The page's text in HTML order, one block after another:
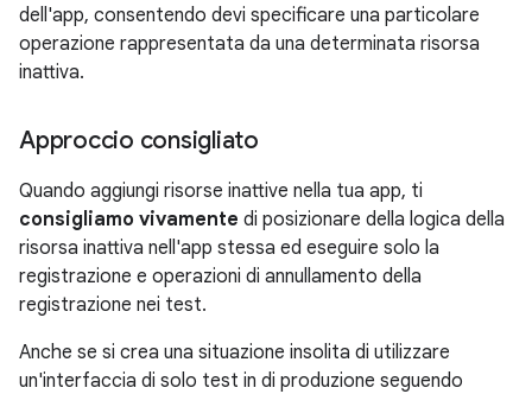
dell'app, consentendo devi specificare una particolare
operazione rappresentata da una determinata risorsa
inattiva.
Approccio consigliato
Quando aggiungi risorse inattive nella tua app, ti
consigliamo vivamente di posizionare della logica della
risorsa inattiva nell'app stessa ed eseguire solo la
registrazione e operazioni di annullamento della
registrazione nei test.
Anche se si crea una situazione insolita di utilizzare
un'interfaccia di solo test in di produzione seguendo